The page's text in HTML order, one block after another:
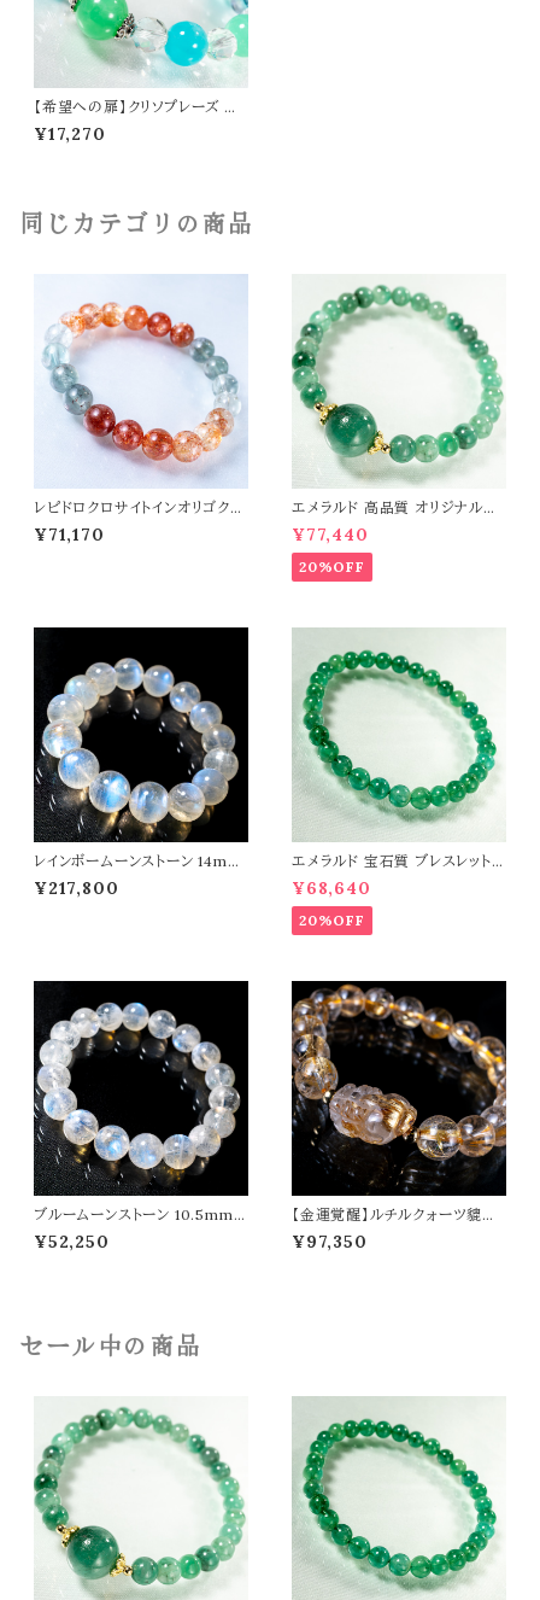
【希望への扉】クリソプレーズ 水
晶 アイスアマゾナイト アクアオー
ラ オリジナルデザイン ブレスレッ
¥17,270
同じカテゴリの商品
レピドロクロサイトインオリゴクレ
ース 10mm ブレスレット パワー
ストーン 天然石 t0467
¥71,170
エメラルド 高品質 オリジナルデ
ザイン ブレスレット パワーストー
ン 天然石 t0545
¥77,440
20%OFF
レインボームーンストーン 14mm
ブレスレット 曹灰長石 パワース
トーン 天然石 t0581
¥217,800
エメラルド 宝石質 ブレスレット
パワーストーン 天然石 t0544
¥68,640
20%OFF
ブルームーンストーン 10.5mm
ブレスレット 月長石 パワーストー
ン 天然石 t0580
¥52,250
【金運覚醒】ルチルクォーツ貔貅
ルチルクォーツ オリジナルデザイ
ン ブレスレット パワーストーン 天
¥97,350
セール中の商品